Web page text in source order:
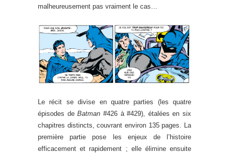
malheureusement pas vraiment le cas…
Le récit se divise en quatre parties (les quatre
épisodes deBatman #426 à #429), étalées en six
chapitres distincts, couvrant environ 135 pages. La
première partie pose les enjeux de l’histoire
efficacement et rapidement ; elle élimine ensuite